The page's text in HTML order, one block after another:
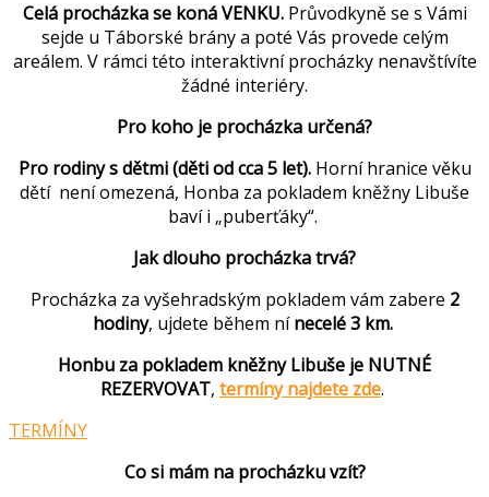
Celá procházka se koná VENKU.Průvodkyně se s Vámi
sejde u Táborské brány a poté Vás provede celým
areálem. V rámci této interaktivní procházky nenavštívíte
žádné interiéry.
Pro koho je procházka určená?
Pro rodiny s dětmi (děti od cca 5 let). Horní hranice věku
dětí není omezená, Honba za pokladem kněžny Libuše
baví i „puberťáky“.
Jak dlouho procházka trvá?
Procházka za vyšehradským pokladem vám zabere 2
hodiny, ujdete během nínecelé 3 km.
Honbu za pokladem kněžny Libuše je NUTNÉ
REZERVOVAT, termíny najdete zde.
TERMÍNY
Co si mám na procházku vzít?